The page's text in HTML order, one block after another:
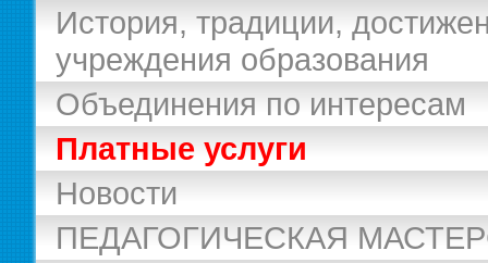
История, традиции,
учреждения образования
Объединения по интересам
Платные услуги
Новости
ПЕДАГОГИЧЕСКАЯ